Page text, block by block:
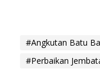
#Angkutan Batu
#Perbaikan